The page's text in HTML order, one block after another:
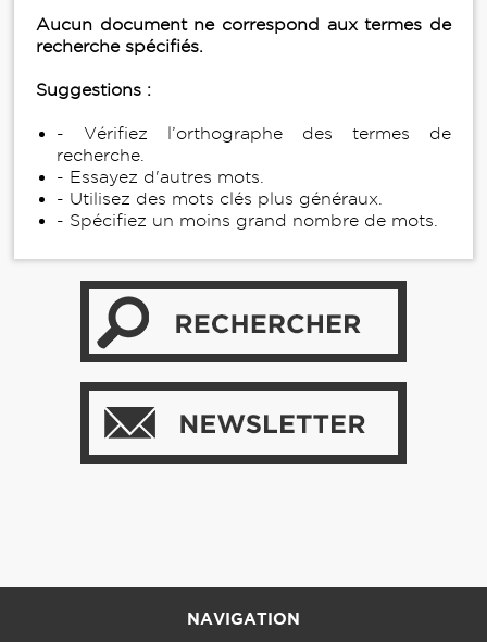
Aucun document ne correspond aux termes de
recherche spécifiés.
Suggestions :
- Vérifiez l’orthographe des termes de
recherche.
- Essayez d'autres mots.
- Utilisez des mots clés plus généraux.
- Spécifiez un moins grand nombre de mots.
NAVIGATION